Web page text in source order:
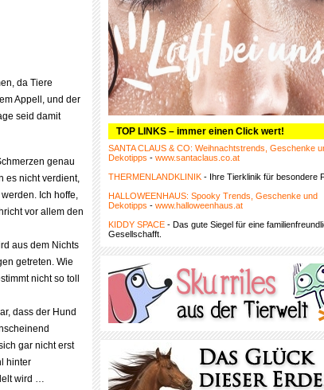
da Tiere
Appell, und der
seid damit
genau
es nicht verdient,
Ich hoffe,
vor allem den
aus dem Nichts
getreten. Wie
nicht so toll
dass der Hund
gar nicht erst
hinter
wird …
TOP LINKS – immer einen Click wert!
SANTA CLAUS & CO: Weihnachtstrends, Geschenke
Dekotipps - www.santaclaus.co.at
THERMENLANDKLINIK - Ihre Tierklinik für besondere
HALLOWEENHAUS: Spooky Trends, Geschenke und
Dekotipps - www.halloweenhaus.at
KIDDY SPACE - Das gute Siegel für eine
Gesellschafft.